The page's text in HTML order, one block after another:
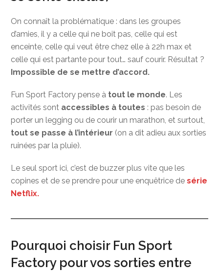
On connaît la problématique : dans les groupes
d’amies, il y a celle qui ne boit pas, celle qui est
enceinte, celle qui veut être chez elle à 22h max et
celle qui est partante pour tout… sauf courir. Résultat ?
Impossible de se mettre d’accord.
Fun Sport Factory pense à tout le monde. Les
activités sont accessibles à toutes : pas besoin de
porter un legging ou de courir un marathon, et surtout,
tout se passe à l’intérieur (on a dit adieu aux sorties
ruinées par la pluie).
Le seul sport ici, c’est de buzzer plus vite que les
copines et de se prendre pour une enquêtrice de série
Netflix.
Pourquoi choisir Fun Sport
Factory pour vos sorties entre